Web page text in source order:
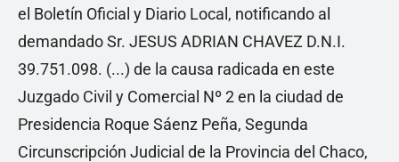
el Boletín Oficial y Diario Local, notificando al
demandado Sr. JESUS ADRIAN CHAVEZ D.N.I.
39.751.098. (...) de la causa radicada en este
Juzgado Civil y Comercial Nº 2 en la ciudad de
Presidencia Roque Sáenz Peña, Segunda
Circunscripción Judicial de la Provincia del Chaco,